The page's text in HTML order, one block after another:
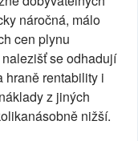
náročná, málo
cen plynu
se odhadují
hraně rentability i
z jiných
nižší.